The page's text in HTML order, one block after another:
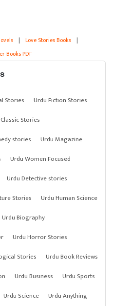
| Love Stories Books |
Books PDF
Stories
Urdu Fiction Stories
Stories
stories
Urdu Magazine
Urdu Women Focused
Urdu Detective stories
Stories
Urdu Human Science
Urdu Biography
Urdu Horror Stories
Stories
Urdu Book Reviews
Urdu Business
Urdu Sports
Urdu Science
Urdu Anything